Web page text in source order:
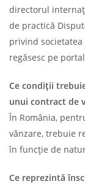
directorul
de practică
privind societatea
regăsesc pe
Ce condiții
unui contract de
În România,
vânzare, trebuie
în funcție de
Ce reprezintă